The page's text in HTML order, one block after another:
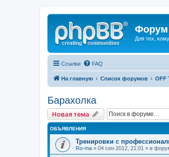
Форум
Для тех,
Ссылки FAQ
На главную Список форумов OFF
Барахолка
Новая тема
ОБЪЯВЛЕНИЯ
Тренировки с
Ro-ma » 04 сен 2012, 21:01 » в